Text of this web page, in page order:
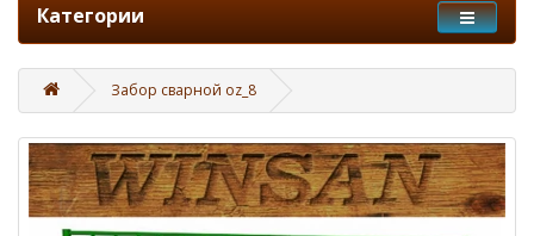
Категории
Забор сварной oz_8